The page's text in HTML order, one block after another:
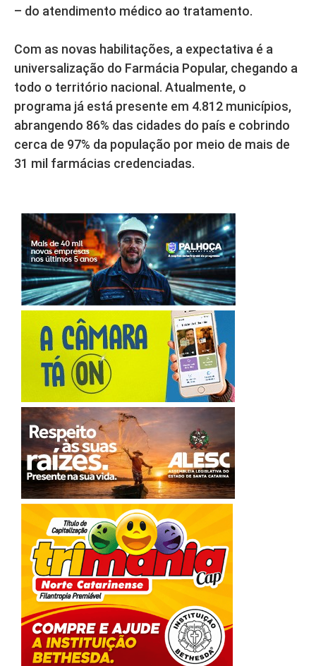
– do atendimento médico ao tratamento.
Com as novas habilitações, a expectativa é a
universalização do Farmácia Popular, chegando a
todo o território nacional. Atualmente, o
programa já está presente em 4.812 municípios,
abrangendo 86% das cidades do país e cobrindo
cerca de 97% da população por meio de mais de
31 mil farmácias credenciadas.